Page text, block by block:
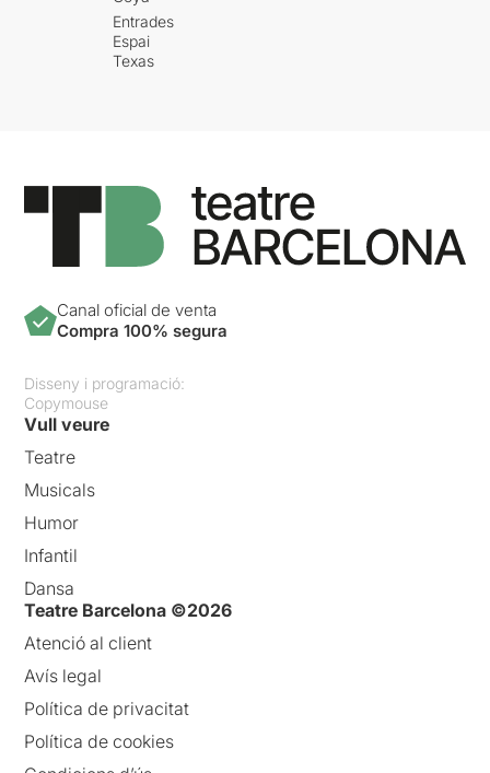
Entrades
Espai
Texas
Canal oficial de venta
Compra 100% segura
Disseny i programació:
Copymouse
Vull veure
Teatre
Musicals
Humor
Infantil
Dansa
Teatre Barcelona ©2026
Atenció al client
Avís legal
Política de privacitat
Política de cookies